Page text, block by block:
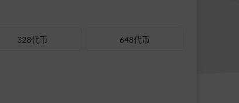
328代币 648代币